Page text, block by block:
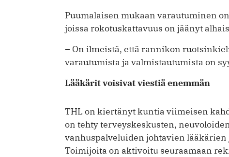
Puumalaisen mukaan varautuminen
joissa rokotuskattavuus on jäänyt
– On ilmeistä, että rannikon
varautumista ja valmistautumista on
Lääkärit voisivat viestiä enemmän
THL on kiertänyt kuntia viimeisen
on tehty terveyskeskusten,
vanhuspalveluiden johtavien lääkärien
Toimijoita on aktivoitu seuraamaan